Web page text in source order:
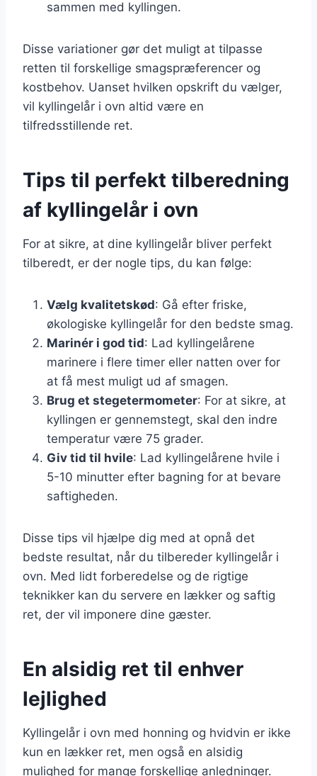
sammen med kyllingen.
Disse variationer gør det muligt at tilpasse
retten til forskellige smagspræferencer og
kostbehov. Uanset hvilken opskrift du vælger,
vil kyllingelår i ovn altid være en
tilfredsstillende ret.
Tips til perfekt tilberedning
af kyllingelår i ovn
For at sikre, at dine kyllingelår bliver perfekt
tilberedt, er der nogle tips, du kan følge:
Vælg kvalitetskød: Gå efter friske,
økologiske kyllingelår for den bedste smag.
Marinér i god tid: Lad kyllingelårene
marinere i flere timer eller natten over for
at få mest muligt ud af smagen.
Brug et stegetermometer: For at sikre, at
kyllingen er gennemstegt, skal den indre
temperatur være 75 grader.
Giv tid til hvile: Lad kyllingelårene hvile i
5-10 minutter efter bagning for at bevare
saftigheden.
Disse tips vil hjælpe dig med at opnå det
bedste resultat, når du tilbereder kyllingelår i
ovn. Med lidt forberedelse og de rigtige
teknikker kan du servere en lækker og saftig
ret, der vil imponere dine gæster.
En alsidig ret til enhver
lejlighed
Kyllingelår i ovn med honning og hvidvin er ikke
kun en lækker ret, men også en alsidig
mulighed for mange forskellige anledninger.